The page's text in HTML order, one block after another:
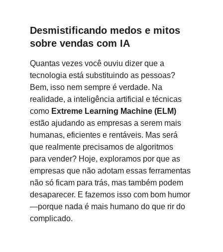
Desmistificando medos e mitos
sobre vendas com IA
Quantas vezes você ouviu dizer que a
tecnologia está substituindo as pessoas?
Bem, isso nem sempre é verdade. Na
realidade, a inteligência artificial e técnicas
como Extreme Learning Machine (ELM)
estão ajudando as empresas a serem mais
humanas, eficientes e rentáveis. Mas será
que realmente precisamos de algoritmos
para vender? Hoje, exploramos por que as
empresas que não adotam essas ferramentas
não só ficam para trás, mas também podem
desaparecer. E fazemos isso com bom humor
—porque nada é mais humano do que rir do
complicado.